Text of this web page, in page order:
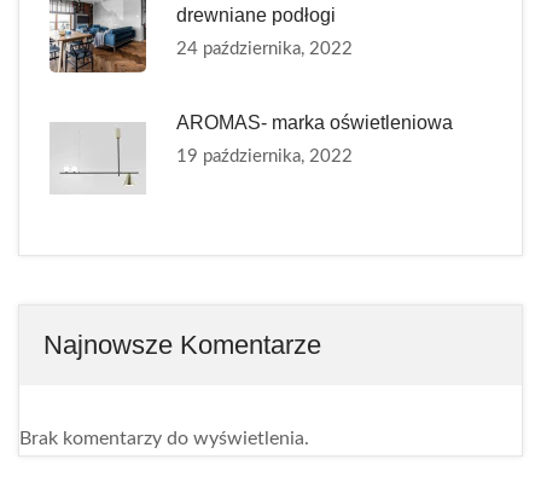
drewniane podłogi
24 października, 2022
AROMAS- marka oświetleniowa
19 października, 2022
Najnowsze Komentarze
Brak komentarzy do wyświetlenia.